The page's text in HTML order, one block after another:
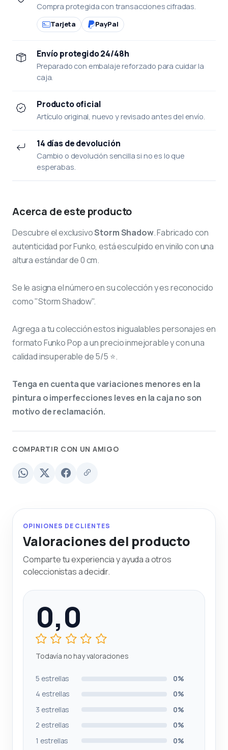
Compra protegida con transacciones cifradas.
Tarjeta PayPal
Envío protegido 24/48h
Preparado con embalaje reforzado para cuidar la
caja.
Producto oficial
Artículo original, nuevo y revisado antes del envío.
14 días de devolución
Cambio o devolución sencilla si no es lo que
esperabas.
Acerca de este producto
Descubre el exclusivoStorm Shadow. Fabricado con
autenticidad por Funko, está esculpido en vinilo con una
altura estándar de 0 cm.
Se le asigna el númeroen su colección y es reconocido
como "Storm Shadow".
Agrega a tu colección estos inigualables personajes en
formato Funko Pop a un precio inmejorable y con una
calidad insuperable de 5/5 ⭐.
Tenga en cuenta que variaciones menores en la
pintura o imperfecciones leves en la caja no son
motivo de reclamación.
COMPARTIR CON UN AMIGO
OPINIONES DE CLIENTES
Valoraciones del producto
Comparte tu experiencia y ayuda a otros
coleccionistas a decidir.
0,0
Todavía no hay valoraciones
5 estrellas
0%
4 estrellas
0%
3 estrellas
0%
2 estrellas
0%
1 estrellas
0%